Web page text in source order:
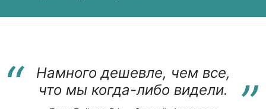
“
Намного дешевле, чем все,
что мы когда-либо видели.
“